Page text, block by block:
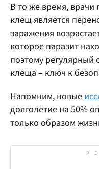
В то же время,
клещ является
заражения
которое паразит
поэтому регулярный
клеща – ключ к
Напомним, новые
долголетие на 50%
только образом